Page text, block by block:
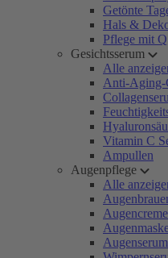
Getönte
Hals &
Pflege mit
Gesichtsserum
Alle
Anti-Aging-
Vitamin C
Ampullen
Augenpflege
Alle
Augencreme
Augenserum